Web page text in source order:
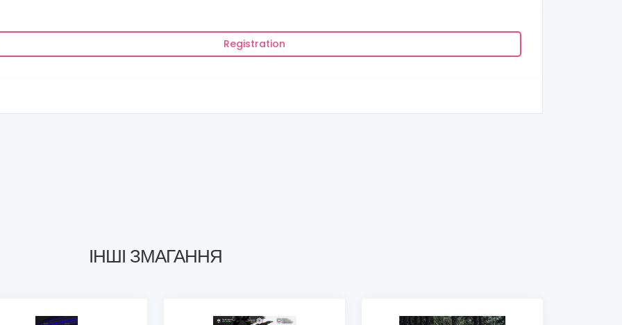
Registration
ІНШІ ЗМАГАННЯ